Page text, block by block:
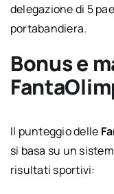
delegazione di 5
portabandiera.
Bonus e
Il punteggio delle
si basa su un
risultati sportivi: